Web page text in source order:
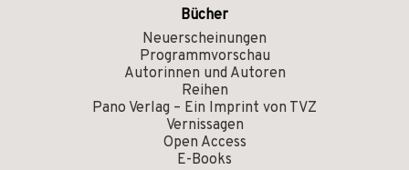
Bücher
Neuerscheinungen
Programmvorschau
Autorinnen und Autoren
Reihen
Pano Verlag – Ein Imprint von TVZ
Vernissagen
Open Access
E-Books